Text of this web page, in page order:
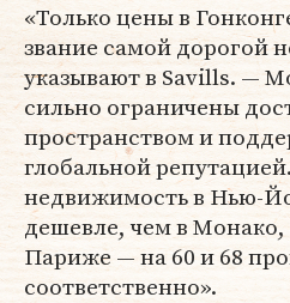
«Только цены в
звание самой дорогой
указывают в Savills. —
сильно ограничены
пространством и
глобальной
недвижимость в Нью-
дешевле, чем в
Париже — на 60 и 68
соответственно».